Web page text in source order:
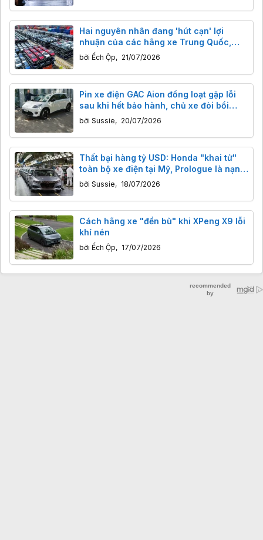
Hai nguyên nhân đang 'hút cạn' lợi
nhuận của các hãng xe Trung Quốc,
khiến càng bán nhiều càng lỗ
bởi Ếch Ộp, 21/07/2026
Pin xe điện GAC Aion đồng loạt gặp lỗi
sau khi hết bảo hành, chủ xe đòi bồi
thường thỏa đáng
bởi Sussie, 20/07/2026
Thất bại hàng tỷ USD: Honda "khai tử"
toàn bộ xe điện tại Mỹ, Prologue là nạn
nhân cuối cùng
bởi Sussie, 18/07/2026
Cách hãng xe "đền bù" khi XPeng X9 lỗi
khí nén
bởi Ếch Ộp, 17/07/2026